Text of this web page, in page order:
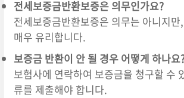
전세보증금반환보증은 의무인가요?
전세보증금반환보증은 의무는 아니지만
매우 유리합니다.
보증금 반환이 안 될 경우 어떻게 하나요
보험사에 연락하여 보증금을 청구할 수
류를 제출해야 합니다.